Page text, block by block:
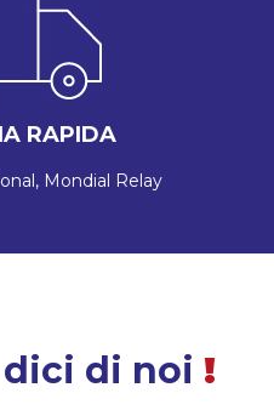
RAPIDA
Mondial Relay
di noi !